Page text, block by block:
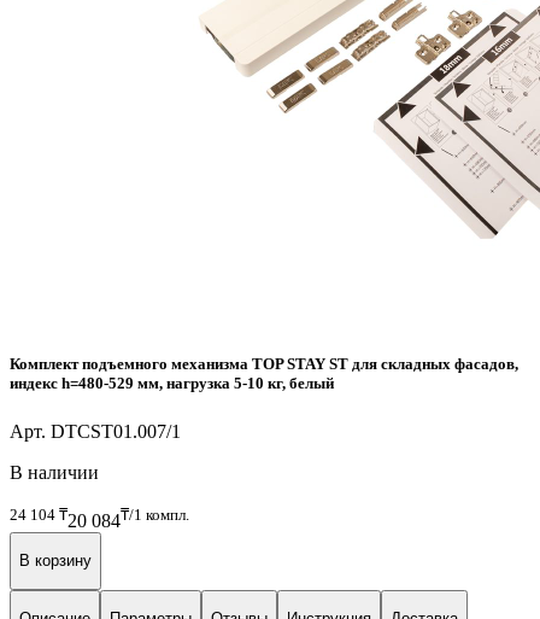
Комплект подъемного механизма TOP STAY ST для складных фасадов,
индекс h=480-529 мм, нагрузка 5-10 кг, белый
Арт. DTCST01.007/1
В наличии
24 104 ₸20 084₸/1 компл.
В корзину